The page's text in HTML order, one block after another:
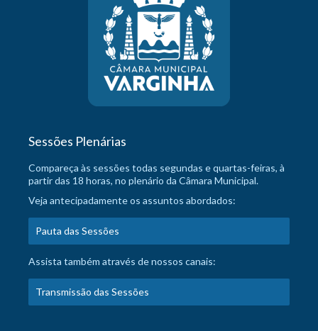
Sessões Plenárias
Compareça às sessões todas segundas e quartas-feiras, à
partir das 18 horas, no plenário da Câmara Municipal.
Veja antecipadamente os assuntos abordados:
Pauta das Sessões
Assista também através de nossos canais:
Transmissão das Sessões